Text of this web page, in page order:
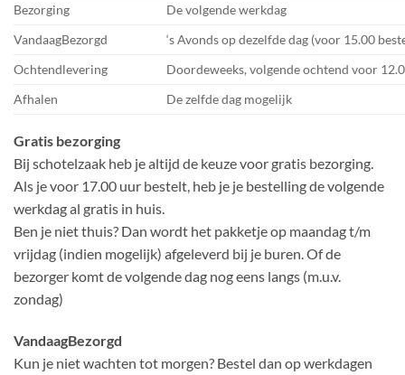
Bezorging
De volgende werkdag
VandaagBezorgd
‘s Avonds op dezelfde dag (voor 15.00
Ochtendlevering
Doordeweeks, volgende ochtend voor
Afhalen
De zelfde dag mogelijk
Gratis bezorging
Bij schotelzaak heb je altijd de keuze voor gratis bezorging.
Als je voor 17.00 uur bestelt, heb je je bestelling de volgende
werkdag al gratis in huis.
Ben je niet thuis? Dan wordt het pakketje op maandag t/m
vrijdag (indien mogelijk) afgeleverd bij je buren. Of de
bezorger komt de volgende dag nog eens langs (m.u.v.
zondag)
​VandaagBezorgd
Kun je niet wachten tot morgen? Bestel dan op werkdagen